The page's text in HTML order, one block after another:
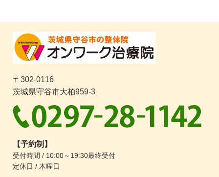
〒302-0116
茨城県守谷市大柏959-3
【予約制】
受付時間 / 10:00～19:30最終受付
定休日 / 木曜日